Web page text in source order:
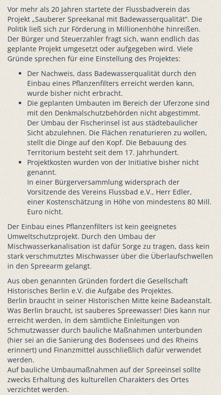
Vor mehr als 20 Jahren startete der Flussbadverein das
Projekt „Sauberer Spreekanal mit Badewasserqualität“. Die
Politik ließ sich zur Förderung in Millionenhöhe hinreißen.
Der Bürger und Steuerzahler fragt sich, wann endlich das
geplante Projekt umgesetzt oder aufgegeben wird. Viele
Gründe sprechen für eine Einstellung des Projektes:
Der Nachweis, dass Badewasserqualität durch den
Einbau eines Pflanzenfilters erreicht werden kann,
wurde bisher nicht erbracht.
Die geplanten Umbauten im Bereich der Uferzone sind
mit den Denkmalschutzbehörden nicht abgestimmt.
Der Umbau der Fischerinsel ist aus städtebaulicher
Sicht abzulehnen. Die Flächen renaturieren zu wollen,
stellt die Dinge auf den Kopf. Die Bebauung des
Territorium besteht seit dem 17. Jahrhundert.
Projektkosten wurden von der Initiative bisher nicht
genannt.
In einer Bürgerversammlung widersprach der
Vorsitzende des Vereins Flussbad e.V., Herr Edler,
einer Kostenschätzung in Höhe von mindestens 80 Mill.
Euro nicht.
Der Einbau eines Pflanzenfilters ist kein geeignetes
Umweltschutzprojekt. Durch den Umbau der
Mischwasserkanalisation ist dafür Sorge zu tragen, dass kein
stark verschmutztes Mischwasser über die Überlaufschwellen
in den Spreearm gelangt.
Aus oben genannten Gründen fordert die Gesellschaft
Historisches Berlin e.V. die Aufgabe des Projektes.
Berlin braucht in seiner Historischen Mitte keine Badeanstalt.
Was Berlin braucht, ist sauberes Spreewasser! Dies kann nur
erreicht werden, in dem sämtliche Einleitungen von
Schmutzwasser durch bauliche Maßnahmen unterbunden
(hier sei an die Sanierung des Bodensees und des Rheins
erinnert) und Finanzmittel ausschließlich dafür verwendet
werden.
Auf bauliche Umbaumaßnahmen auf der Spreeinsel sollte
zwecks Erhaltung des kulturellen Charakters des Ortes
verzichtet werden.